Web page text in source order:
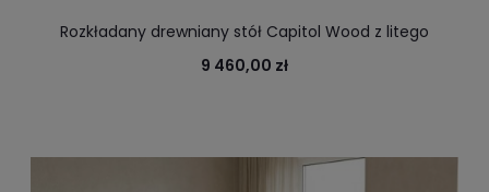
Rozkładany drewniany stół Capitol Wood z litego
drewna
9 460,00 zł